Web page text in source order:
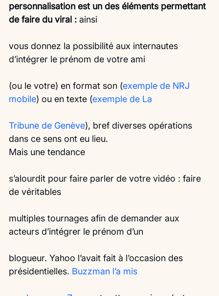
personnalisation est un des éléments permettant
de faire du viral : ainsi
vous donnez la possibilité aux internautes
d’intégrer le prénom de votre ami
(ou le votre) en format son (exemple de NRJ
mobile) ou en texte (exemple de La
Tribune de Genève), bref diverses opérations
dans ce sens ont eu lieu.
Mais une tendance
s’alourdit pour faire parler de votre vidéo : faire
de véritables
multiples tournages afin de demander aux
acteurs d’intégrer le prénom d’un
blogueur. Yahoo l’avait fait à l’occasion des
présidentielles. Buzzman l’a mis